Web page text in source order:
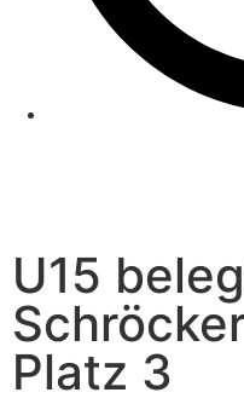
U15
Platz 3